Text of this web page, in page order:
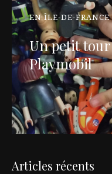
EN ÎLE-DE-FRANCE
Un petit
Playmobil
Articles récents